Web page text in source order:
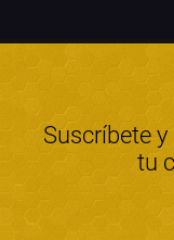
Suscríbete
tu